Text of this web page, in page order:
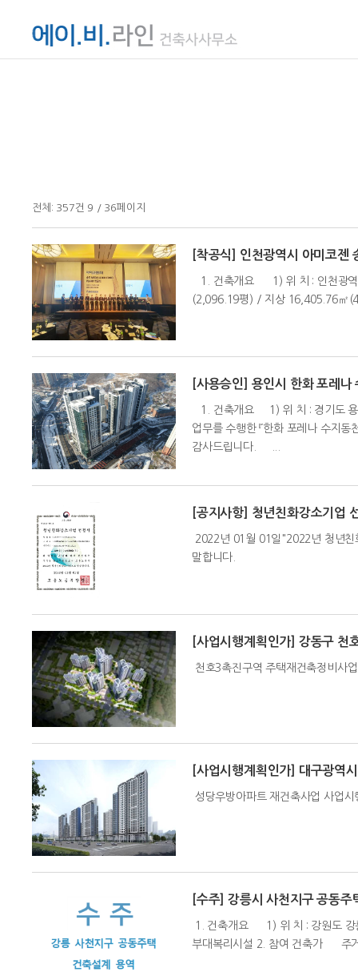
전체: 357건 9 / 36페이지
[착공식] 인천광역시 아미코
1. 건축개요 1) 위 치 : 인천
(2,096.19평) / 지상 16,405.76㎡
[사용승인] 용인시 한화 포레나
1. 건축개요 1) 위 치 : 경기도 용
업무를 수행한 『한화 포레나 수지
감사드립니다. ...
[공지사항] 청년친화강소기업
2022년 01월 01일"2022년 청년친
말합니다.
[사업시행계획인가] 강동구 천
천호3촉진구역 주택재건축정비사
[사업시행계획인가] 대구광역
성당우방아파트 재건축사업 사업
[수주] 강릉시 사천지구 공동주
1. 건축개요 1) 위 치 : 강원도
부대복리시설 2. 참여 건축가 주거